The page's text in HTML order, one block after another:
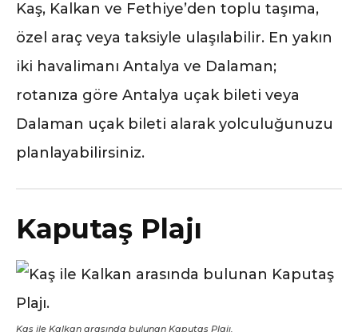
Kaş, Kalkan ve Fethiye’den toplu taşıma,
özel araç veya taksiyle ulaşılabilir. En yakın
iki havalimanı Antalya ve Dalaman;
rotanıza göre Antalya uçak bileti veya
Dalaman uçak bileti alarak yolculuğunuzu
planlayabilirsiniz.
Kaputaş Plajı
Kaş ile Kalkan arasında bulunan Kaputaş Plajı.